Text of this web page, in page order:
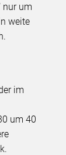
nur um
weite
im
um 40